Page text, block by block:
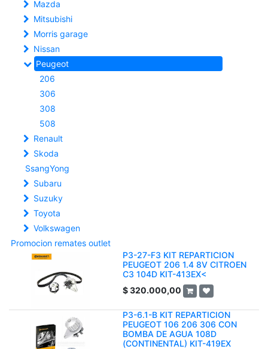
Mazda
Mitsubishi
Morris garage
Nissan
Peugeot
206
306
308
508
Renault
Skoda
SsangYong
Subaru
Suzuky
Toyota
Volkswagen
Promocion remates outlet
P3-27-F3 KIT REPARTICION
PEUGEOT 206 1.4 8V CITROEN
C3 104D KIT-413EX<
$320.000,00
P3-6.1-B KIT REPARTICION
PEUGEOT 106 206 306 CON
BOMBA DE AGUA 108D
(CONTINENTAL) KIT-419EX